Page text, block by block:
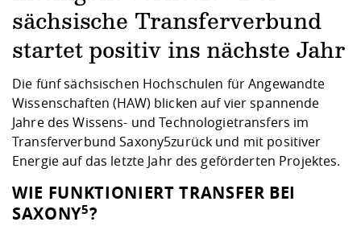
Checkliste zum
und Physik
Lebenslagen
Studentenwerk
Arbeit
Career Service
Lehren,
Formulare und
Formulare und
Gründung und
Kooperationen
Klimaschutz &
Förderverein
Informatik/
Maschinenbau
Angebote für Unternehmen
Kontakt und Anfahrt
Qualitätssicherung
sächsische Transferverbund
startet positiv ins nächste Jahr
Die fünf sächsischen Hochschulen für Angewandte
Wissenschaften (HAW) blicken auf vier spannende
Jahre des Wissens- und Technologietransfers im
Transferverbund Saxony5zurück und mit positiver
Energie auf das letzte Jahr des geförderten Projektes.
WIE FUNKTIONIERT TRANSFER BEI
SAXONY5?